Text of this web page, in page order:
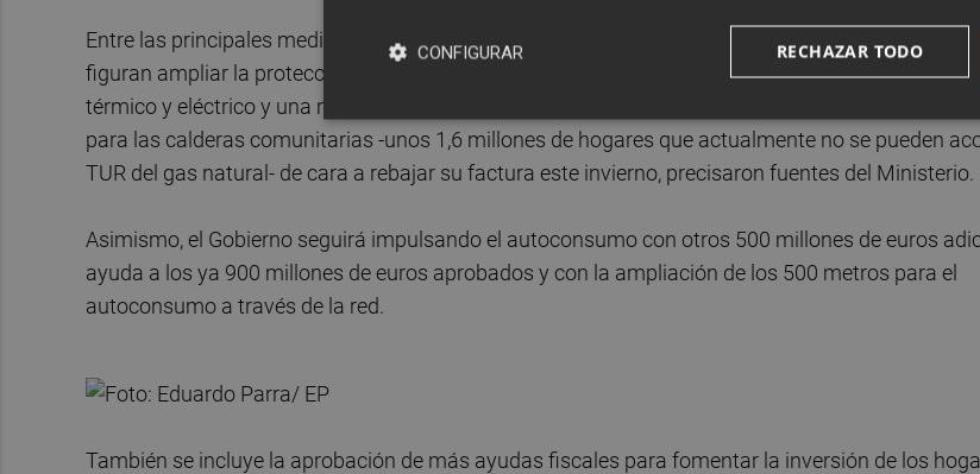
Entre las principales medidas, de las que se debe desarrollar en el mínimo plazo su marco
figuran ampliar la protección de los consumidores vulnerables -con una mayor cobertura para
térmico y eléctrico y una mayor cantidad de población con protección-, así como trabajar en una
para las calderas comunitarias -unos 1,6 millones de hogares que actualmente no se pueden
TUR del gas natural- de cara a rebajar su factura este invierno, precisaron fuentes del Ministerio.
Asimismo, el Gobierno seguirá impulsando el autoconsumo con otros 500 millones de euros
ayuda a los ya 900 millones de euros aprobados y con la ampliación de los 500 metros para el
autoconsumo a través de la red.
También se incluye la aprobación de más ayudas fiscales para fomentar la inversión de los
RECHAZAR TODO
CONFIGURAR